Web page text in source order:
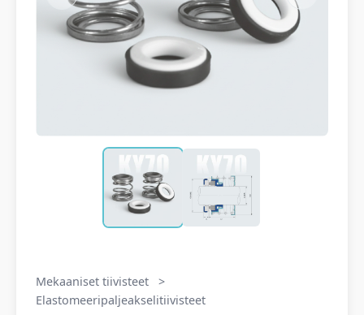
Mekaaniset tiivisteet
>
Elastomeeripaljeakselitiivisteet